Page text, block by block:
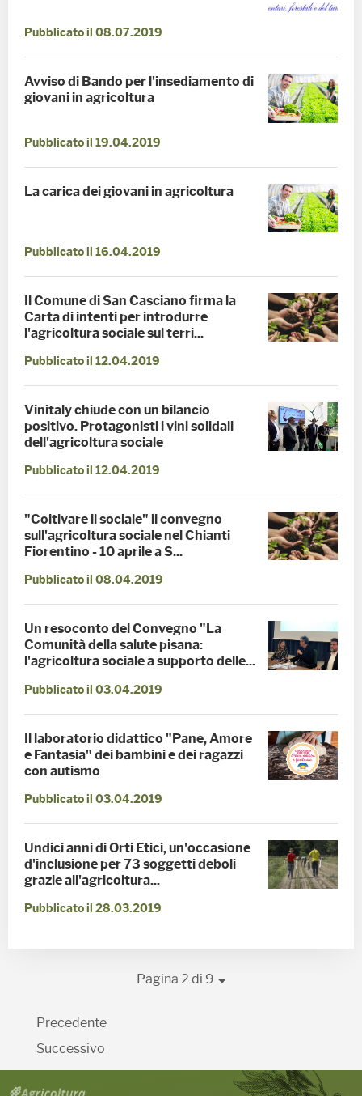
Pubblicato il 08.07.2019
Avviso di Bando per l'insediamento di
giovani in agricoltura
Pubblicato il 19.04.2019
La carica dei giovani in agricoltura
Pubblicato il 16.04.2019
Il Comune di San Casciano firma la
Carta di intenti per introdurre
l'agricoltura sociale sul terri...
Pubblicato il 12.04.2019
Vinitaly chiude con un bilancio
positivo. Protagonisti i vini solidali
dell'agricoltura sociale
Pubblicato il 12.04.2019
"Coltivare il sociale" il convegno
sull'agricoltura sociale nel Chianti
Fiorentino - 10 aprile a S...
Pubblicato il 08.04.2019
Un resoconto del Convegno "La
Comunità della salute pisana:
l'agricoltura sociale a supporto delle...
Pubblicato il 03.04.2019
Il laboratorio didattico "Pane, Amore
e Fantasia" dei bambini e dei ragazzi
con autismo
Pubblicato il 03.04.2019
Undici anni di Orti Etici, un'occasione
d'inclusione per 73 soggetti deboli
grazie all'agricoltura...
Pubblicato il 28.03.2019
Pagina 2 di 9
Precedente
Successivo